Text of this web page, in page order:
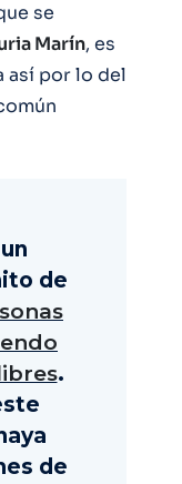
se
Marín, es
así por lo del
de
.
de